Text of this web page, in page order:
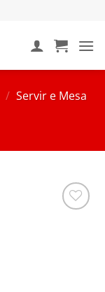
/ Servir e Mesa